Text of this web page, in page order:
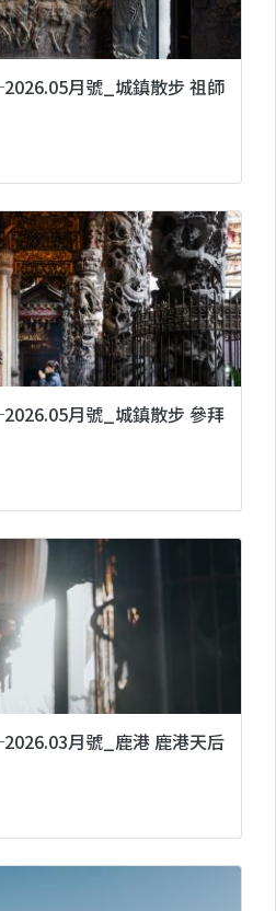
月號_城鎮散步 祖師
月號_城鎮散步 參拜
月號_鹿港 鹿港天后